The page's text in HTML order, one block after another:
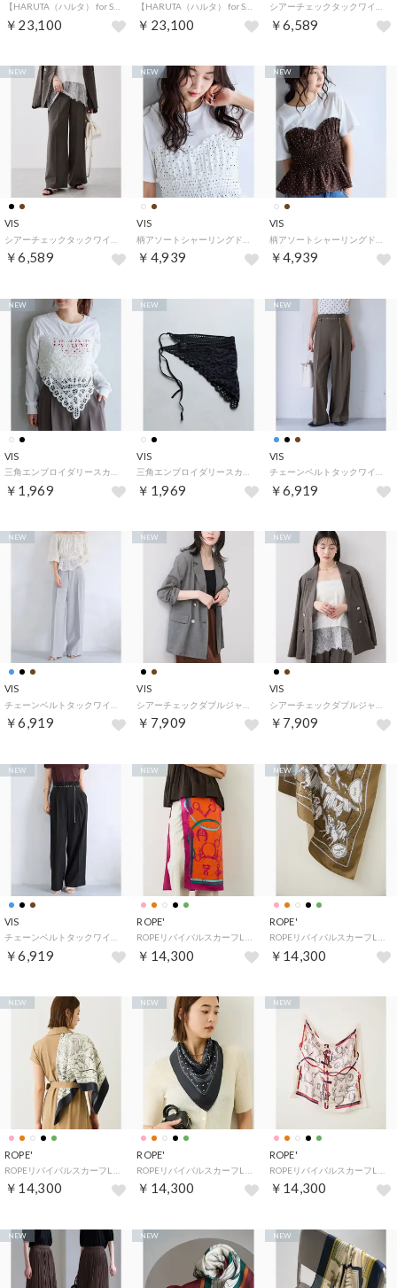
￥23,100 ￥23,100 ￥6,589
VIS
￥6,589
NEW
VIS
￥4,939
NEW
VIS
￥4,939
NEW
VIS
￥1,969
NEW
VIS
￥1,969
NEW
VIS
￥6,919
NEW
VIS
￥6,919
NEW
VIS
￥7,909
NEW
VIS
￥7,909
NEW
VIS
￥6,919
NEW
ROPE'
￥14,300
NEW
ROPE'
￥14,300
NEW
ROPE'
￥14,300
NEW
ROPE'
￥14,300
NEW
ROPE'
￥14,300
NEW
NEW NEW NEW